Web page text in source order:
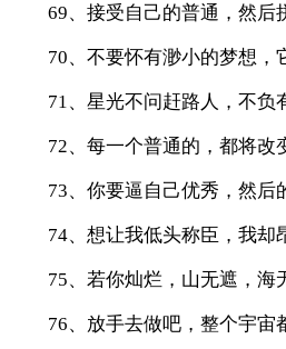
69、接受自己的普通，然后
70、不要怀有渺小的梦想，
71、星光不问赶路人，不负
72、每一个普通的，都将改
73、你要逼自己优秀，然后
74、想让我低头称臣，我却
75、若你灿烂，山无遮，海
76、放手去做吧，整个宇宙